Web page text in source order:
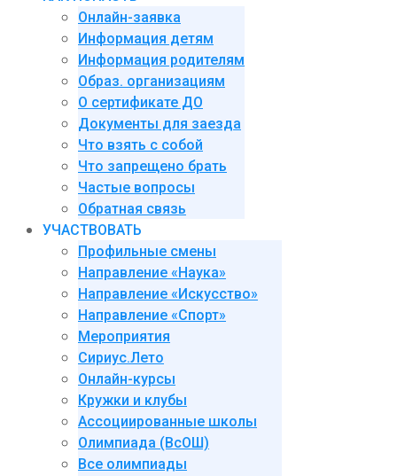
Онлайн-заявка
Информация детям
Информация родителям
Образ. организациям
О сертификате ДО
Документы для заезда
Что взять с собой
Что запрещено брать
Частые вопросы
Обратная связь
УЧАСТВОВАТЬ
Профильные смены
Направление «Наука»
Направление «Искусство»
Направление «Спорт»
Мероприятия
Сириус.Лето
Онлайн-курсы
Кружки и клубы
Ассоциированные школы
Олимпиада (ВсОШ)
Все олимпиады